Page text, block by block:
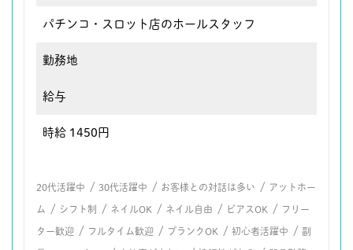
パチンコ・スロット店のホールスタッフ
勤務地
給与
時給 1450円
20代活躍中 / 30代活躍中 / お客様との対話は多い / アットホー
ム / シフト制 / ネイルOK / ネイル自由 / ピアスOK / フリー
ター歓迎 / フルタイム歓迎 / ブランクOK / 初心者活躍中 / 副